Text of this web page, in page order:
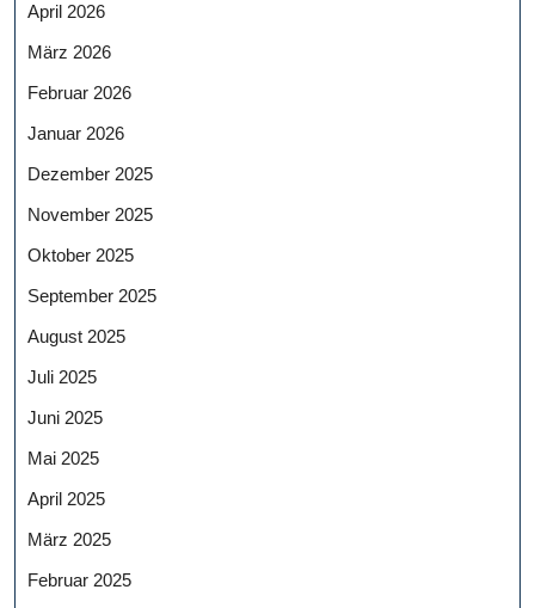
April 2026
März 2026
Februar 2026
Januar 2026
Dezember 2025
November 2025
Oktober 2025
September 2025
August 2025
Juli 2025
Juni 2025
Mai 2025
April 2025
März 2025
Februar 2025